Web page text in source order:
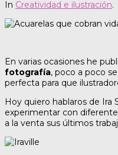
In Creatividad e ilustración.
En varias ocasiones he
fotografía, poco a poco
perfecta para que
Hoy quiero hablaros de
experimentar con
a la venta sus últimos